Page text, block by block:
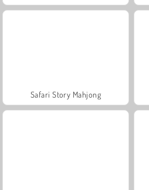
Safari Story Mahjong